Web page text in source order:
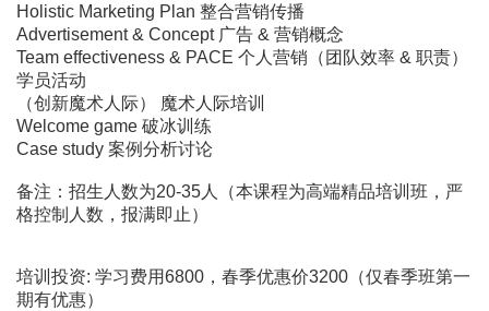
Holistic Marketing Plan 整合营销传播
Advertisement & Concept 广告 & 营销概念
Team effectiveness & PACE 个人营销（团队效率 & 职责）
学员活动
（创新魔术人际） 魔术人际培训
Welcome game 破冰训练
Case study 案例分析讨论
备注：招生人数为20-35人（本课程为高端精品培训班，严
格控制人数，报满即止）
培训投资: 学习费用6800，春季优惠价3200（仅春季班第一
期有优惠）